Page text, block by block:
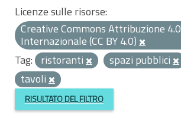
Licenze sulle risorse:
Creative Commons Attribuzione 4.0
Internazionale (CC BY 4.0)
Tag: ristoranti spazi pubblici
tavoli
RISULTATO DEL FILTRO